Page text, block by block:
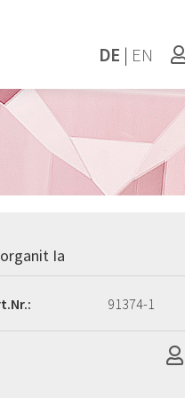
DE | EN
Ia
91374-1